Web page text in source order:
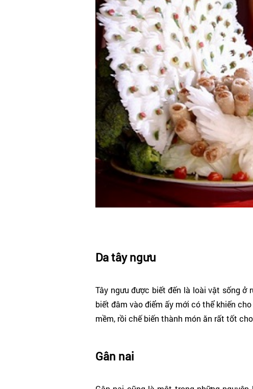
Da tây ngưu
Tây ngưu được biết đến là loài vật sống ở
biết đâm vào điểm ấy mới có thể khiến
mềm, rồi chế biến thành món ăn rất tốt
Gân nai